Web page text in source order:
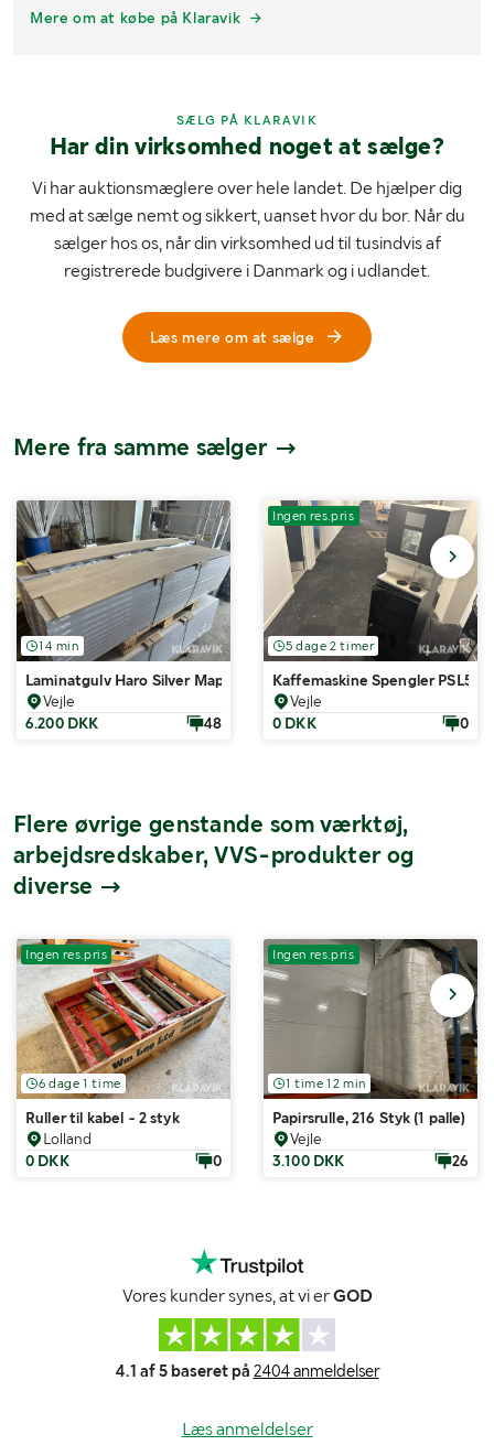
Mere om at købe på Klaravik
SÆLG PÅ KLARAVIK
Har din virksomhed noget at sælge?
Vi har auktionsmæglere over hele landet. De hjælper dig
med at sælge nemt og sikkert, uanset hvor du bor. Når du
sælger hos os, når din virksomhed ud til tusindvis af
registrerede budgivere i Danmark og i udlandet.
Læs mere om at sælge
Mere fra samme sælger
14 min
Laminatgulv Haro Silver Maple Vario 96m2
Vejle
6.200 DKK
48
Ingen res.pris
5 dage 2 timer
Kaffemaskine Spengler
Vejle
0 DKK
0
Flere øvrige genstande som værktøj,
arbejdsredskaber, VVS-produkter og
diverse
Ingen res.pris
6 dage 1 time
Ruller til kabel - 2 styk
Lolland
0 DKK
0
Ingen res.pris
1 time 12 min
Papirsrulle, 216 Styk (1 palle)
Vejle
3.100 DKK
26
Vores kunder synes, at vi erGOD
4.1 af 5 baseret på 2404 anmeldelser
Læs anmeldelser